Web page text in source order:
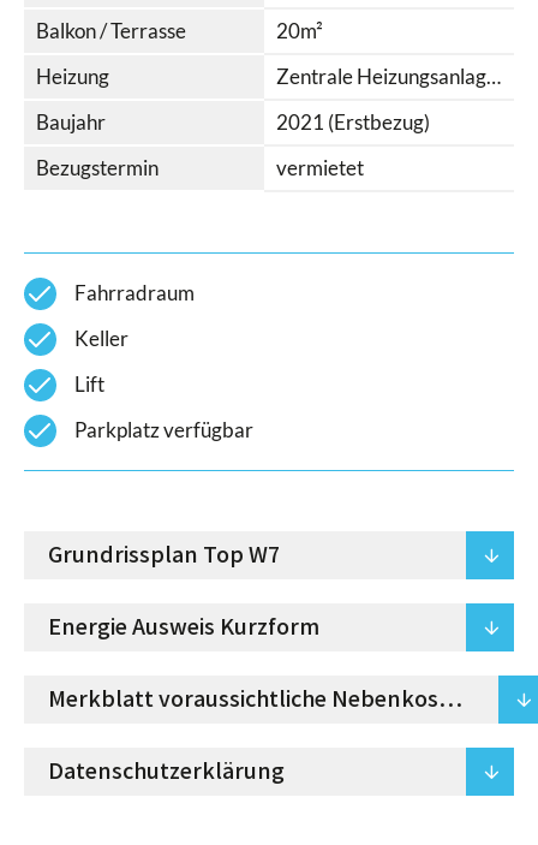
Balkon / Terrasse
20m²
Heizung
Zentrale Heizungsanlage - Gas, Fußbodenheizung
Baujahr
2021 (Erstbezug)
Bezugstermin
vermietet
check Fahrradraum
check Keller
check Lift
check Parkplatz verfügbar
Grundrissplan Top W7 arrowdown
Energie Ausweis Kurzform arrowdown
Merkblatt voraussichtliche Nebenkosten arrowdown
Datenschutzerklärung arrowdown